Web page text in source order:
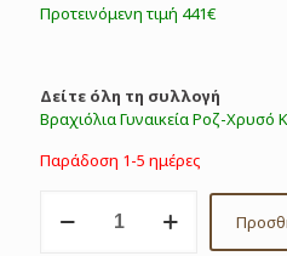
Προτεινόμενη τιμή 441€
Δείτε όλη τη συλλογή
Βραχιόλια Γυναικεία Ροζ-Χρυσό
Παράδοση 1-5 ημέρες
χρυσό